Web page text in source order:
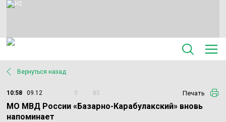
Вернуться назад
10:58 09.12 0 85 Печать
МО МВД России «Базарно-Карабулакский» вновь
напоминает